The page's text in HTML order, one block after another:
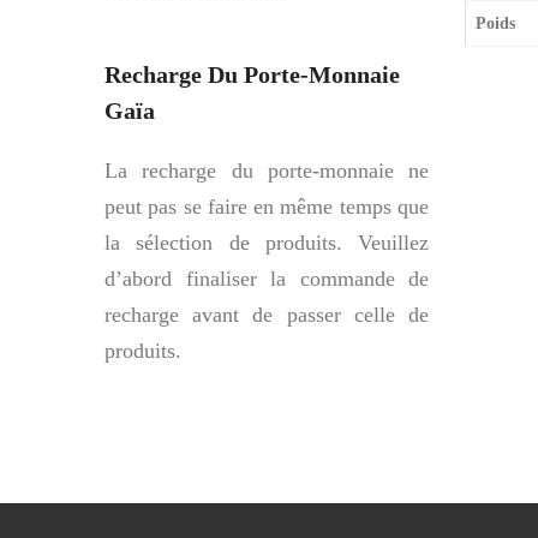
Poids
Recharge Du Porte-Monnaie
Gaïa
La recharge du porte-monnaie ne
peut pas se faire en même temps que
la sélection de produits. Veuillez
d’abord finaliser la commande de
recharge avant de passer celle de
produits.